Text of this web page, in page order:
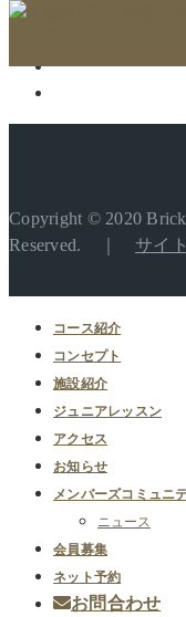
Copyright © 2020
Reserved. ｜ サイ
コース紹介
コンセプト
施設紹介
ジュニアレッスン
アクセス
お知らせ
メンバーズコミュニ
ニュース
会員募集
ネット予約
お問合わせ